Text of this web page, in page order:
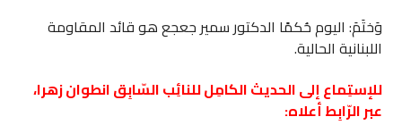
وَختَمَ: اليوم حُكمًا الدكتور سمير جعجع هو قائد المقاومة
اللبنانية الحالية.
للإستِماع إلى الحديث الكامِل للنائِب السّابِق انطوان زهرا،
عبر الرّابِط أعلاه: